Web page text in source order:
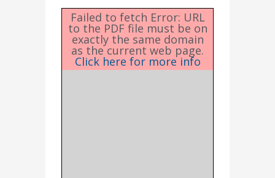
Failed to fetch Error: URL
to the PDF file must be on
exactly the same domain
as the current web page.
Click here for more info